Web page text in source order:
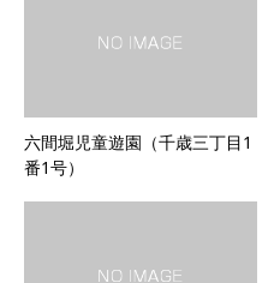
六間堀児童遊園（千歳三丁目1
番1号）